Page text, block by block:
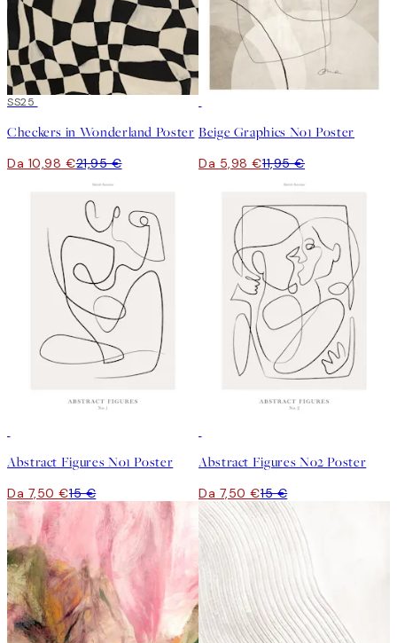
50%*
SS25
Checkers in Wonderland Poster
Da 10,98 €21,95 €
Beige Graphics No1 Poster
Da 5,98 €11,95 €
Abstract Figures No1 Poster
Da 7,50 €15 €
Abstract Figures No2 Poster
Da 7,50 €15 €